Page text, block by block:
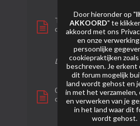
Thunderbolt
doorBreudje
1 reactie55
Laatste bericht04-02-
0418 - Mega Mine
doorGayan
4 reacties 84
Door hieronder op "
AKKOORD" te
akkoord met ons
en onze verwerking
persoonlijke
cookiepraktijken zoals
beschreven. Je erkent
dit forum mogelijk
land wordt gehost en
in met het verzamelen,
en verwerken van je
in het land waar dit
wordt gehost.